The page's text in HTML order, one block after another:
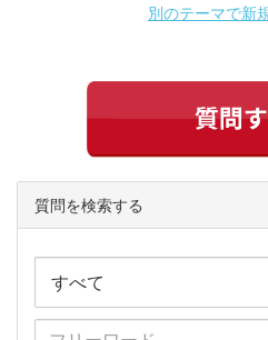
別のテーマで新
質問を検索する